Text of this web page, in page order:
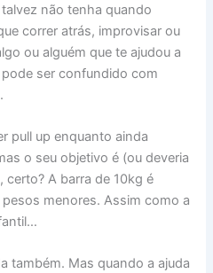
não tenha quando
correr atrás, improvisar ou
ou alguém que te ajudou a
ser confundido com
pull up enquanto ainda
o seu objetivo é (ou deveria
A barra de 10kg é
menores. Assim como a
também. Mas quando a ajuda